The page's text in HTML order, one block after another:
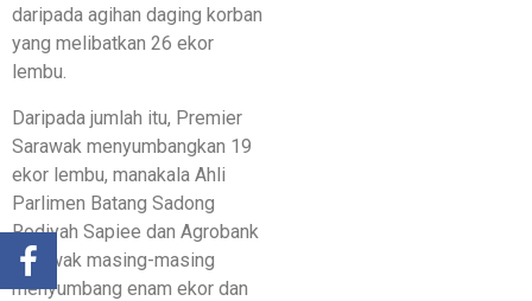
daripada agihan daging korban
yang melibatkan 26 ekor
lembu.
Daripada jumlah itu, Premier
Sarawak menyumbangkan 19
ekor lembu, manakala Ahli
Parlimen Batang Sadong
Rodiyah Sapiee dan Agrobank
Sarawak masing-masing
menyumbang enam ekor dan